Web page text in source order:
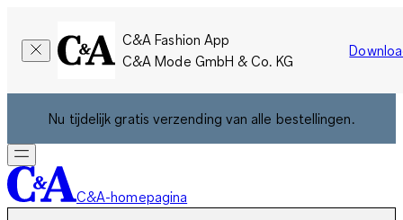
C&A Fashion App
C&A Mode GmbH & Co. KG
Nu tijdelijk gratis verzending van alle bestellingen.
C&A-homepagina